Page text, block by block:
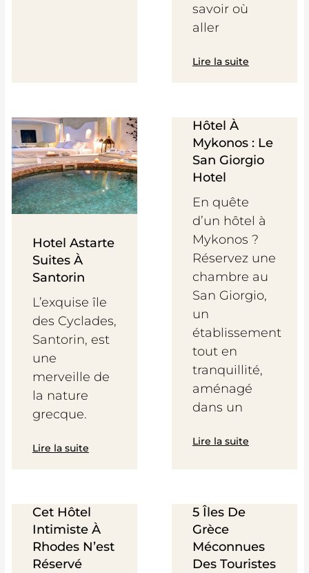
savoir où
aller
Lire la suite
Hotel Astarte
Suites À
Santorin
L’exquise île
des Cyclades,
Santorin, est
une
merveille de
la nature
grecque.
Lire la suite
Hôtel À
Mykonos : Le
San Giorgio
Hotel
En quête
d’un hôtel à
Mykonos ?
Réservez une
chambre au
San Giorgio,
un
établissement
tout en
tranquillité,
aménagé
dans un
Lire la suite
Cet Hôtel
Intimiste À
Rhodes N’est
Réservé
5 Îles De
Grèce
Méconnues
Des Touristes